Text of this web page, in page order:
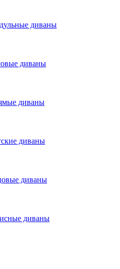
диваны
диваны
диваны
диваны
диваны
диваны